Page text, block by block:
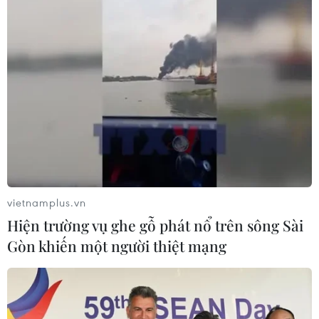
vietnamplus.vn
Hiện trường vụ ghe gỗ phát nổ trên sông Sài
Gòn khiến một người thiệt mạng